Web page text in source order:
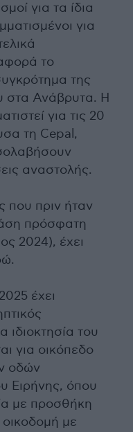
για τα ίδια
για
το
της
στα Ανάβρυτα. Η
για τις 20
τη Cepal,
αναστολής.
που πριν ήταν
πρόσφατη
2024), έχει
έχει
ιδιοκτησία του
για οικόπεδο
οδών
Ειρήνης, όπου
με προσθήκη
με